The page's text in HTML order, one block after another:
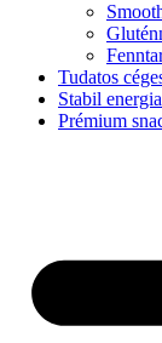
Tudatos
Stabil
Prémium